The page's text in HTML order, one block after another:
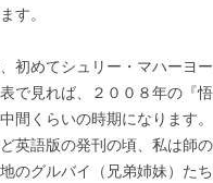
す。
初めてシュリー・マハーヨ
で見れば、２００８年の『
間くらいの時期になります。
英語版の発刊の頃、私は師
のグルバイ（兄弟姉妹）た